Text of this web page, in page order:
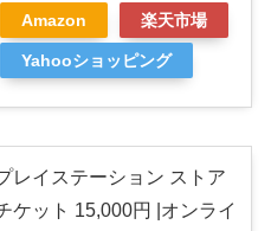
Amazon 楽天市場
Yahooショッピング
レイステーション ストア
ケット 15,000円 |オンライ